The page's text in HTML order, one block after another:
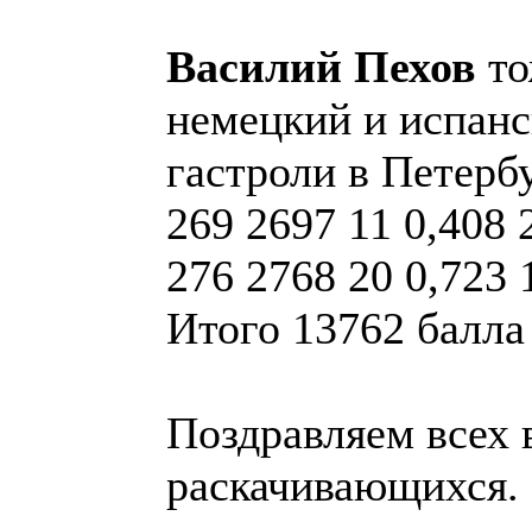
Василий Пехов
немецкий и
гастроли в
269 2697 11 0,408
276 2768 20 0,723
Итого 13762
Поздравляем